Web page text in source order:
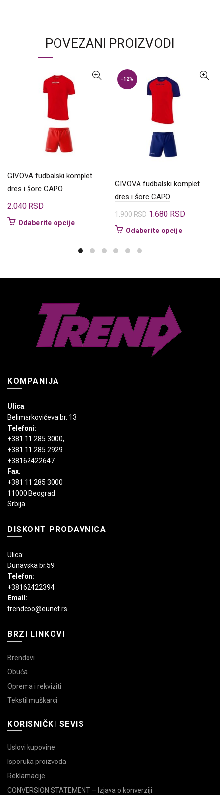
POVEZANI PROIZVODI
GIVOVA fudbalski komplet
dres i šorc CAPO
2.040 RSD
Odaberite opcijeOvaj
više
izabrane
na
stranici
proizvoda.
-12%
GIVOVA fudbalski komplet
dres i šorc CAPO
1.900RSD Originalna
cena
1.680 RSDTrenutna
Odaberite opcijeOvaj
KOMPANIJA
Ulica:
Belimarkovićeva br. 13
Telefoni:
+381 11 285 3000,
+381 11 285 2929
+38162422647
Fax:
+381 11 285 3000
11000 Beograd
Srbija
DISKONT PRODAVNICA
Ulica:
Dunavska br.59
Telefon:
+38162422394
Email:
trendcoo@eunet.rs
BRZI LINKOVI
Brendovi
Obuća
Oprema i rekviziti
Tekstil muškarci
KORISNIČKI SEVIS
Uslovi kupovine
Isporuka proizvoda
Reklamacije
CONVERSION STATEMENT – Izjava o konverziji